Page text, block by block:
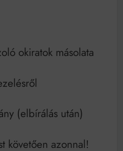
okiratok másolata
(elbírálás után)
követően azonnal!